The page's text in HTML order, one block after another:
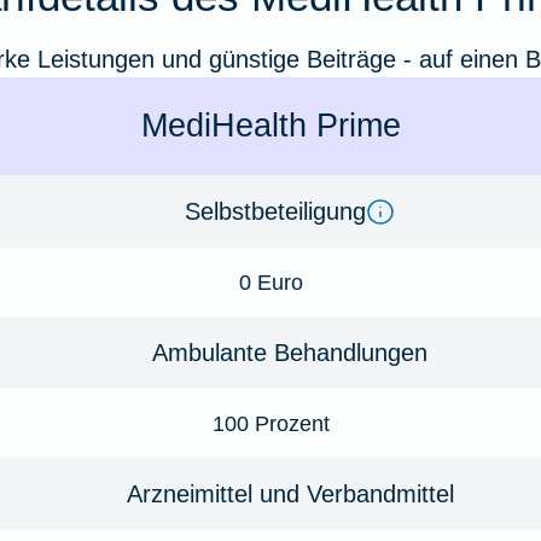
Leistungen und günstige Beiträge - auf einen
MediHealth Prime
Selbstbeteiligung
0 Euro
Ambulante Behandlungen
100 Prozent
Arzneimittel und Verbandmittel